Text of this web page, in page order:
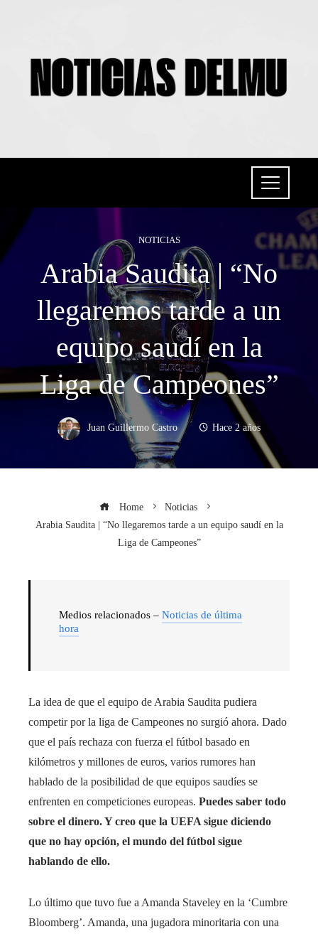
NOTICIAS
Arabia Saudita | “No
llegaremos tarde a un
equipo saudí en la
Liga de Campeones”
Juan Guillermo Castro Hace 2 años
Home
Noticias
Arabia Saudita | “No llegaremos tarde a un equipo saudí en la
Liga de Campeones”
Medios relacionados – Noticias de última
hora
La idea de que el equipo de Arabia Saudita pudiera
competir por la liga de Campeones no surgió ahora. Dado
que el país rechaza con fuerza el fútbol basado en
kilómetros y millones de euros, varios rumores han
hablado de la posibilidad de que equipos saudíes se
enfrenten en competiciones europeas. Puedes saber todo
sobre el dinero. Y creo que la UEFA sigue diciendo
que no hay opción, el mundo del fútbol sigue
hablando de ello.
Lo último que tuvo fue a Amanda Staveley en la ‘Cumbre
Bloomberg’. Amanda, una jugadora minoritaria con una